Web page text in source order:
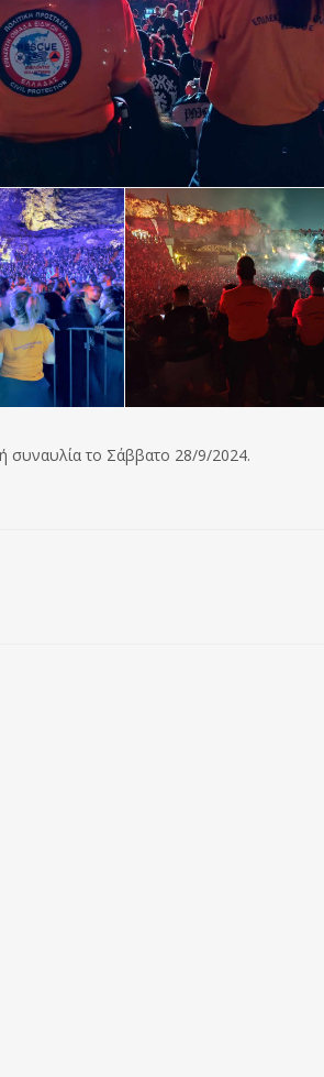
συναυλία το Σάββατο 28/9/2024.